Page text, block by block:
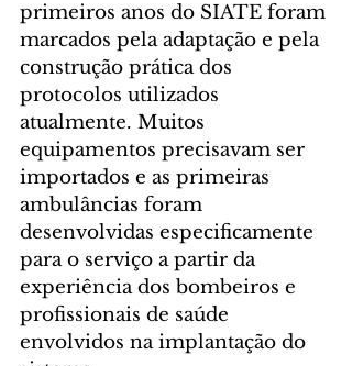
primeiros anos do SIATE foram
marcados pela adaptação e pela
construção prática dos
protocolos utilizados
atualmente. Muitos
equipamentos precisavam ser
importados e as primeiras
ambulâncias foram
desenvolvidas especificamente
para o serviço a partir da
experiência dos bombeiros e
profissionais de saúde
envolvidos na implantação do